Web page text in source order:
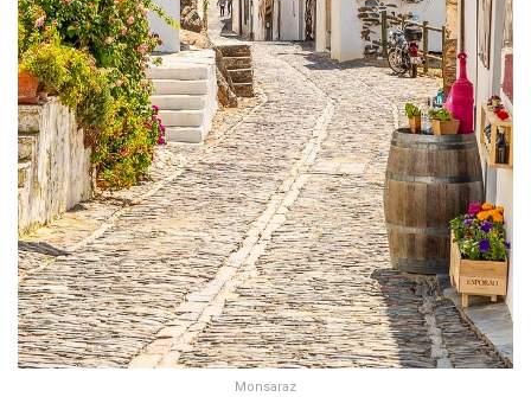
Monsaraz